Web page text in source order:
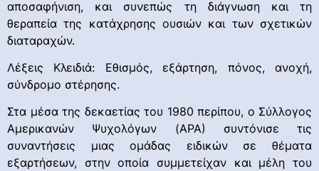
αποσαφήνιση, και συνεπώς τη διάγνωση και τη
θεραπεία της κατάχρησης ουσιών και των σχετικών
διαταραχών.
Λέξεις Κλειδιά: Εθισμός, εξάρτηση, πόνος, ανοχή,
σύνδρομο στέρησης.
Στα μέσα της δεκαετίας του 1980 περίπου, ο Σύλλογος
Αμερικανών Ψυχολόγων (ΑΡΑ) συντόνισε τις
συναντήσεις μιας ομάδας ειδικών σε θέματα
εξαρτήσεων, στην οποία συμμετείχαν και μέλη του